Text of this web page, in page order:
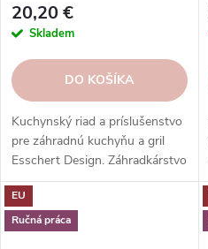
20,20 €
Skladem
DO KOŠÍKA
Kuchynský riad a príslušenstvo
pre záhradnú kuchyňu a gril
Esschert Design. Záhradkárstvo
s prírodnou inšpiráciou.
Kvalitné a odolné materiály.
Štýlový a funkčný dizajn.
EU
Ručná práca